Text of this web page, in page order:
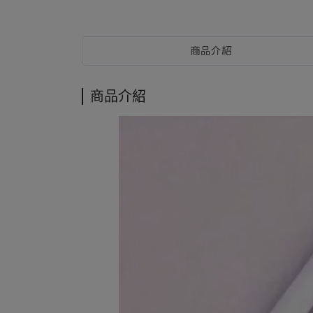
商品介紹
商品介紹